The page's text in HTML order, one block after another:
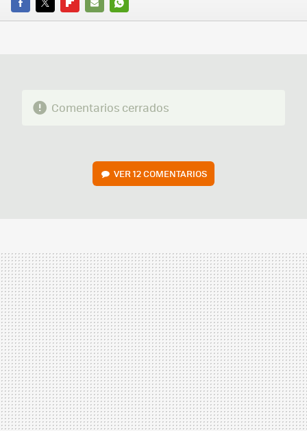
FACEBOOK
TWITTERFLIPBOARD
E-
WHATSAPP
Comentarios cerrados
VER12 COMENTARIOS